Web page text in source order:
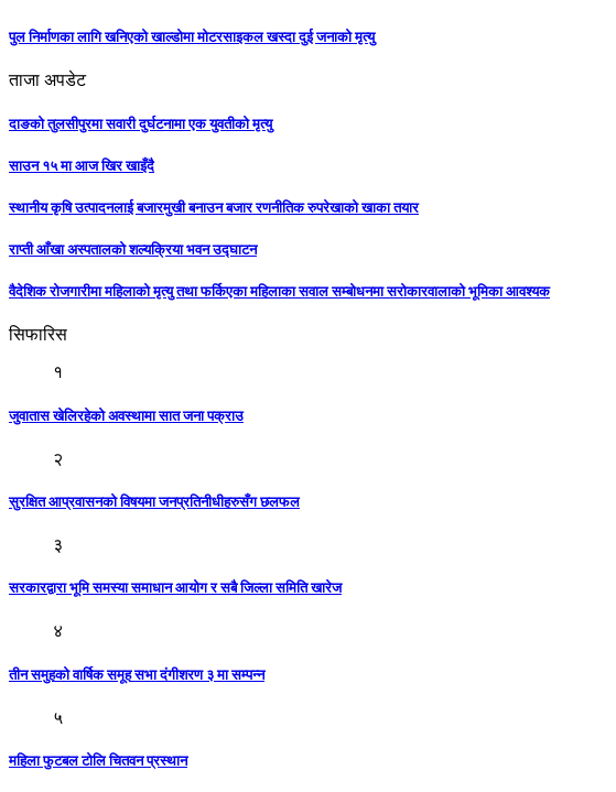
पुल निर्माणका लागि खनिएको खाल्डोमा मोटरसाइकल खस्दा दुई जनाको मृत्यु
ताजा अपडेट
दाङको तुलसीपुरमा सवारी दुर्घटनामा एक युवतीको मृत्यु
साउन १५ मा आज खिर खाइँदै
स्थानीय कृषि उत्पादनलाई बजारमुखी बनाउन बजार रणनीतिक रुपरेखाको खाका तयार
राप्ती आँखा अस्पतालको शल्यक्रिया भवन उद्घाटन
वैदेशिक रोजगारीमा महिलाको मृत्यु तथा फर्किएका महिलाका सवाल सम्बोधनमा सरोकारवालाको भूमिका आवश्यक
सिफारिस
१
जुवातास खेलिरहेको अवस्थामा सात जना पक्राउ
२
सुरक्षित आप्रवासनको विषयमा जनप्रतिनीधीहरुसँग छलफल
३
सरकारद्वारा भूमि समस्या समाधान आयोग र सबै जिल्ला समिति खारेज
४
तीन समुहको वार्षिक समूह सभा दंगीशरण ३ मा सम्पन्न
५
महिला फुटबल टोलि चितवन प्रस्थान